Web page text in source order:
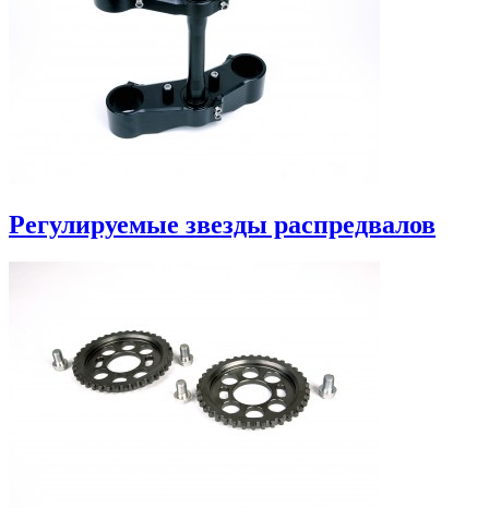
Регулируемые звезды распредвалов